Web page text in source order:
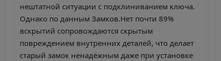
нештатной ситуации с подклиниванием ключа.
Однако по данным Замков.Нет почти 89%
вскрытий сопровождаются скрытым
повреждением внутренних деталей, что делает
старый замок ненадёжным даже при установке